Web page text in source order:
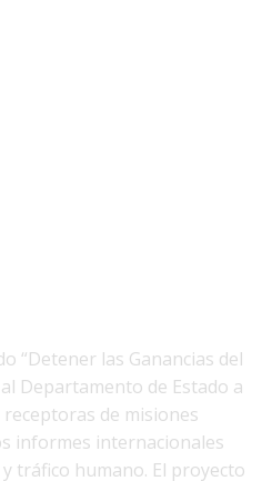
“Detener las Ganancias del
Departamento de Estado a
de misiones
informes internacionales
tráfico humano. El proyecto